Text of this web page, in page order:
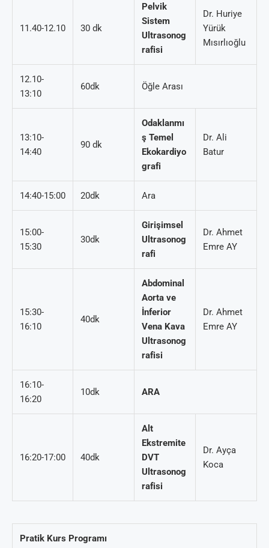
11.40-12.10 30 dk
Pelvik
Sistem
Ultrasonog
rafisi
Dr. Huriye
Yürük
Mısırlıoğlu
12.10-
13:10
60dk Öğle Arası
13:10-
14:40
90 dk
Odaklanmı
ş Temel
Ekokardiyo
grafi
Dr. Ali
Batur
14:40-15:00 20dk Ara
15:00-
15:30
30dk
Girişimsel
Ultrasonog
rafi
Dr. Ahmet
Emre AY
15:30-
16:10
40dk
Abdominal
Aorta ve
İnferior
Vena Kava
Ultrasonog
rafisi
Dr. Ahmet
Emre AY
16:10-
16:20
10dk ARA
16:20-17:00 40dk
Alt
Ekstremite
DVT
Ultrasonog
rafisi
Dr. Ayça
Koca
Pratik Kurs Programı